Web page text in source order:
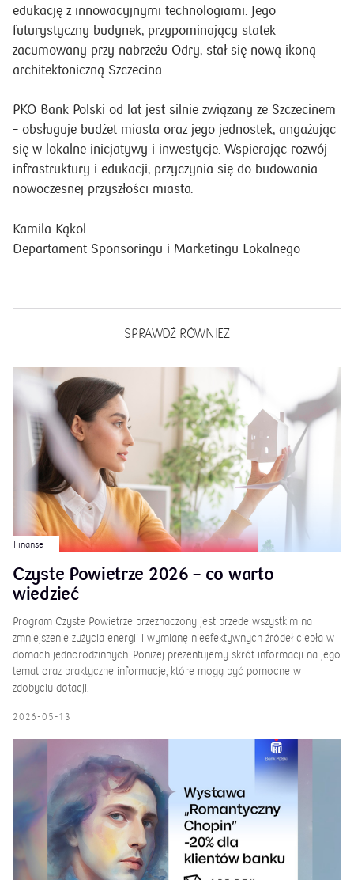
edukację z innowacyjnymi technologiami. Jego
futurystyczny budynek, przypominający statek
zacumowany przy nabrzeżu Odry, stał się nową ikoną
architektoniczną Szczecina.
PKO Bank Polski od lat jest silnie związany ze Szczecinem
– obsługuje budżet miasta oraz jego jednostek, angażując
się w lokalne inicjatywy i inwestycje. Wspierając rozwój
infrastruktury i edukacji, przyczynia się do budowania
nowoczesnej przyszłości miasta.
Kamila Kąkol
Departament Sponsoringu i Marketingu Lokalnego
SPRAWDŹ RÓWNIEŻ
Finanse
Czyste Powietrze 2026 – co warto
wiedzieć
Program Czyste Powietrze przeznaczony jest przede wszystkim na
zmniejszenie zużycia energii i wymianę nieefektywnych źródeł ciepła w
domach jednorodzinnych. Poniżej prezentujemy skrót informacji na jego
temat oraz praktyczne informacje, które mogą być pomocne w
zdobyciu dotacji.
2026-05-13